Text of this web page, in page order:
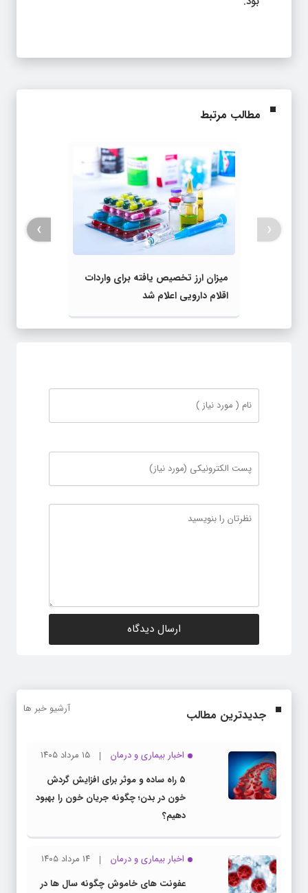
مطالب مرتبط
میزان ارز تخصیص یافته برای واردات
اقلام دارویی اعلام شد
‹
›
جدیدترین مطالب آرشیو خبر ها
اخبار بیماری و درمان
۱۵ مرداد ۱۴۰۵
۵ راه ساده و موثر برای افزایش گردش
خون در بدن؛ چگونه جریان خون را بهبود
دهیم؟
اخبار بیماری و درمان
۱۴ مرداد ۱۴۰۵
عفونت های خاموش چگونه سال ها در